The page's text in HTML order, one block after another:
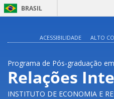
BRASIL
ACESSIBILIDADE
ALTO
Programa de Pós-graduação em
Relações
INSTITUTO DE ECONOMIA E